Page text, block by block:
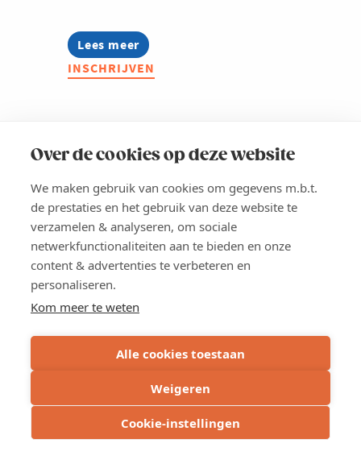
Over de cookies op deze website
We maken gebruik van cookies om gegevens m.b.t.
de prestaties en het gebruik van deze website te
verzamelen & analyseren, om sociale
netwerkfunctionaliteiten aan te bieden en onze
content & advertenties te verbeteren en
personaliseren.
Kom meer te weten
Alle cookies toestaan
Weigeren
Cookie-instellingen
Lees meer
about
Summerschool:
Effe
INSCHRIJVEN
Grenzeloos Netwerkevent -
Op donderdag 27 augustus 2026 ben je
van harte welkom bij PreuveneMeet: een
gezamenlijk netwerkmoment tijdens ’t